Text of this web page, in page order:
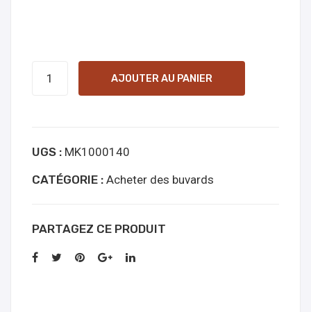
quantité
150mcg
Blotters
Online
AJOUTER AU PANIER
UGS : MK1000140
CATÉGORIE : Acheter des buvards
PARTAGEZ CE PRODUIT